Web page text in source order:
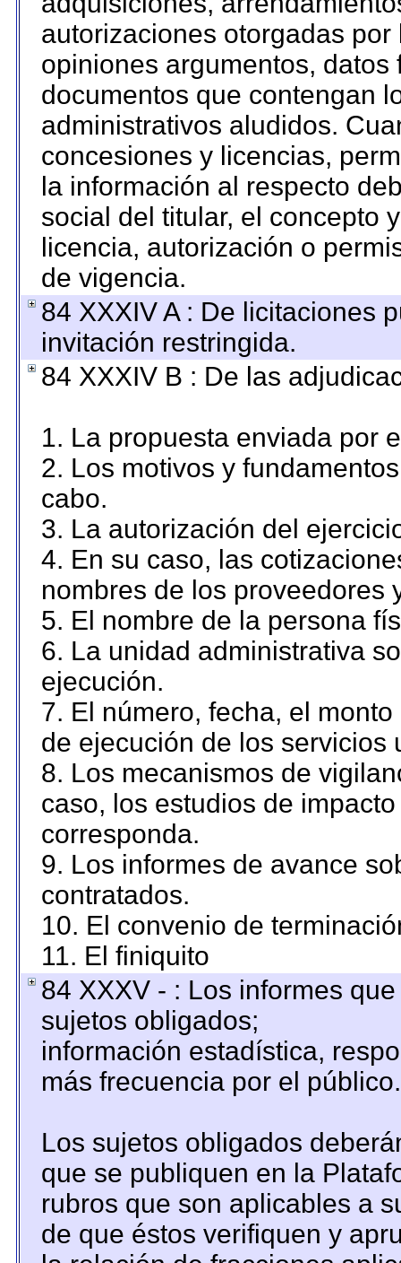
autorizaciones otorgadas
opiniones argumentos,
documentos que contengan
administrativos aludidos.
concesiones y licencias,
la información al respecto
social del titular, el concepto
licencia, autorización o
de vigencia.
84 XXXIV A : De licitaciones
invitación restringida.
84 XXXIV B : De las
1. La propuesta enviada por
2. Los motivos y
cabo.
3. La autorización del
4. En su caso, las
nombres de los proveedores
5. El nombre de la persona
6. La unidad administrativa
ejecución.
7. El número, fecha, el
de ejecución de los servicios
8. Los mecanismos de
caso, los estudios de
corresponda.
9. Los informes de avance
contratados.
10. El convenio de
11. El finiquito
84 XXXV - : Los informes
sujetos obligados;
información estadística,
más frecuencia por el público.
Los sujetos obligados
que se publiquen en la
rubros que son aplicables a
de que éstos verifiquen y